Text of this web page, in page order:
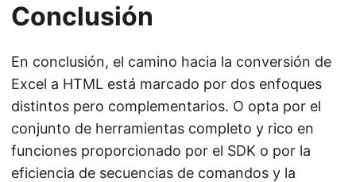
Conclusión
En conclusión, el camino hacia la conversión de
Excel a HTML está marcado por dos enfoques
distintos pero complementarios. O opta por el
conjunto de herramientas completo y rico en
funciones proporcionado por el SDK o por la
eficiencia de secuencias de comandos y la